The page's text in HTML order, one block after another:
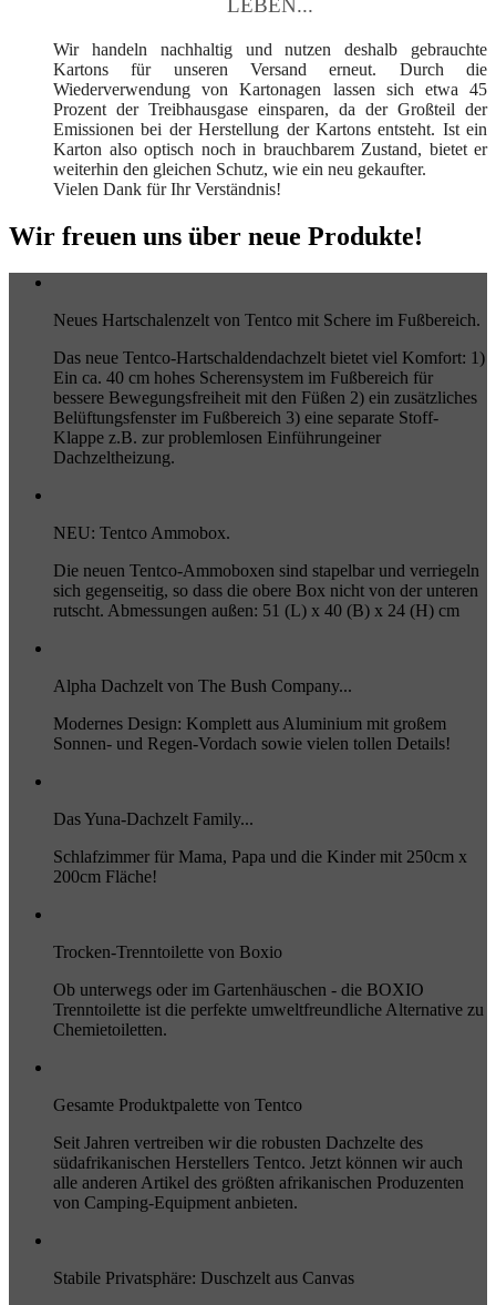
LEBEN...
Wir handeln nachhaltig und nutzen deshalb gebrauchte
Kartons für unseren Versand erneut. Durch die
Wiederverwendung von Kartonagen lassen sich etwa 45
Prozent der Treibhausgase einsparen, da der Großteil der
Emissionen bei der Herstellung der Kartons entsteht. Ist ein
Karton also optisch noch in brauchbarem Zustand, bietet er
weiterhin den gleichen Schutz, wie ein neu gekaufter.
Vielen Dank für Ihr Verständnis!
Wir freuen uns über neue Produkte!
Neues Hartschalenzelt von Tentco mit Schere im Fußbereich.
Das neue Tentco-Hartschaldendachzelt bietet viel Komfort: 1)
Ein ca. 40 cm hohes Scherensystem im Fußbereich für
bessere Bewegungsfreiheit mit den Füßen 2) ein zusätzliches
Belüftungsfenster im Fußbereich 3) eine separate Stoff-
Klappe z.B. zur problemlosen Einführungeiner
Dachzeltheizung.
NEU: Tentco Ammobox.
Die neuen Tentco-Ammoboxen sind stapelbar und verriegeln
sich gegenseitig, so dass die obere Box nicht von der unteren
rutscht. Abmessungen außen: 51 (L) x 40 (B) x 24 (H) cm
Alpha Dachzelt von The Bush Company...
Modernes Design: Komplett aus Aluminium mit großem
Sonnen- und Regen-Vordach sowie vielen tollen Details!
Das Yuna-Dachzelt Family...
Schlafzimmer für Mama, Papa und die Kinder mit 250cm x
200cm Fläche!
Trocken-Trenntoilette von Boxio
Ob unterwegs oder im Gartenhäuschen - die BOXIO
Trenntoilette ist die perfekte umweltfreundliche Alternative zu
Chemietoiletten.
Gesamte Produktpalette von Tentco
Seit Jahren vertreiben wir die robusten Dachzelte des
südafrikanischen Herstellers Tentco. Jetzt können wir auch
alle anderen Artikel des größten afrikanischen Produzenten
von Camping-Equipment anbieten.
Stabile Privatsphäre: Duschzelt aus Canvas